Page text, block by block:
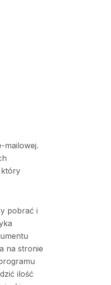
mailowej.
który
pobrać i
na stronie
ilość